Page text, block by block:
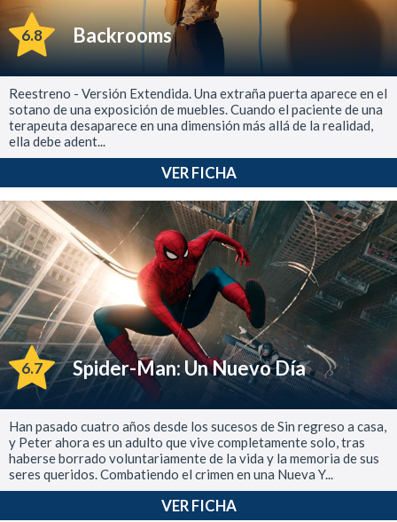
6.8 Backrooms
Reestreno - Versión Extendida. Una extraña puerta aparece en el
sotano de una exposición de muebles. Cuando el paciente de una
terapeuta desaparece en una dimensión más allá de la realidad,
ella debe adent...
VER FICHA
6.7 Spider-Man: Un Nuevo Día
Han pasado cuatro años desde los sucesos de Sin regreso a casa,
y Peter ahora es un adulto que vive completamente solo, tras
haberse borrado voluntariamente de la vida y la memoria de sus
seres queridos. Combatiendo el crimen en una Nueva Y...
VER FICHA